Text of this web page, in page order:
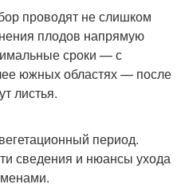
проводят не слишком
плодов напрямую
сроки — с
южных областях — после
листья.
период.
сведения и нюансы ухода